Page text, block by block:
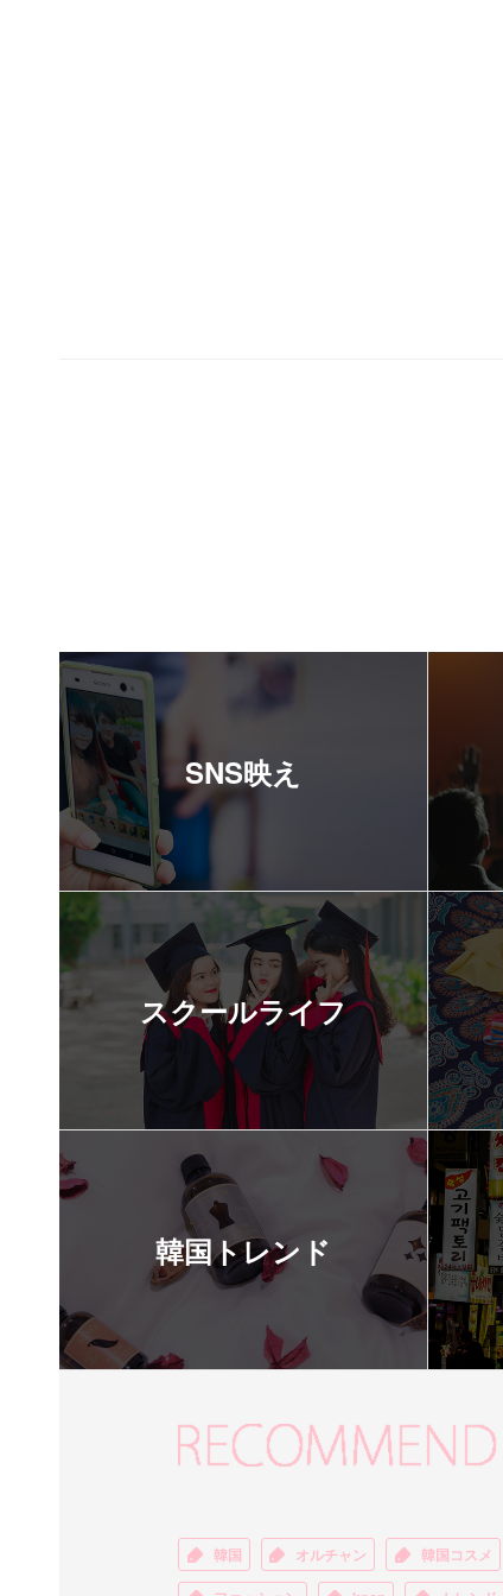
SNS映え
スクールライフ
韓国トレンド
韓国 オルチャン 韓国コスメ